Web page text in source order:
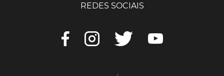
REDES SOCIAIS